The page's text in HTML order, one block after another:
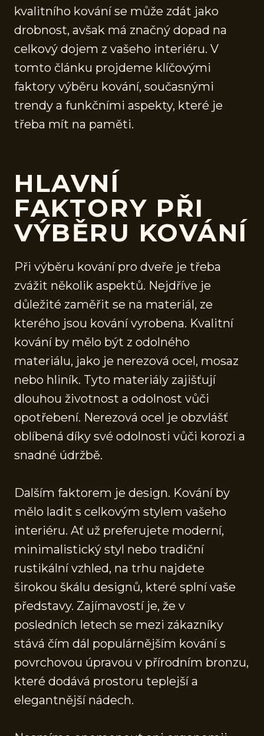
kvalitního kování se může zdát jako
drobnost, avšak má značný dopad na
celkový dojem z vašeho interiéru. V
tomto článku projdeme klíčovými
faktory výběru kování, současnými
trendy a funkčními aspekty, které je
třeba mít na paměti.
HLAVNÍ
FAKTORY PŘI
VÝBĚRU KOVÁNÍ
Při výběru kování pro dveře je třeba
zvážit několik aspektů. Nejdříve je
důležité zaměřit se na materiál, ze
kterého jsou kování vyrobena. Kvalitní
kování by mělo být z odolného
materiálu, jako je nerezová ocel, mosaz
nebo hliník. Tyto materiály zajišťují
dlouhou životnost a odolnost vůči
opotřebení. Nerezová ocel je obzvlášť
oblíbená díky své odolnosti vůči korozi a
snadné údržbě.
Dalším faktorem je design. Kování by
mělo ladit s celkovým stylem vašeho
interiéru. Ať už preferujete moderní,
minimalistický styl nebo tradiční
rustikální vzhled, na trhu najdete
širokou škálu designů, které splní vaše
představy. Zajímavostí je, že v
posledních letech se mezi zákazníky
stává čím dál populárnějším kování s
povrchovou úpravou v přírodním bronzu,
které dodává prostoru teplejší a
elegantnější nádech.